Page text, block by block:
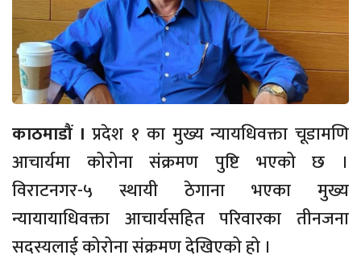
काठमाडौं । प्रदेश १ का मुख्य न्यायधिवक्ता चूडामणि
आचार्यमा कोरोना संक्रमण पुष्टि भएको छ ।
विराटनगर-५ स्थायी ठेगाना भएका मुख्य
न्यायायाधिवक्ता आचार्यसहित परिवारका तीनजना
सदस्यलाई कोरोना संक्रमण देखिएको हो ।